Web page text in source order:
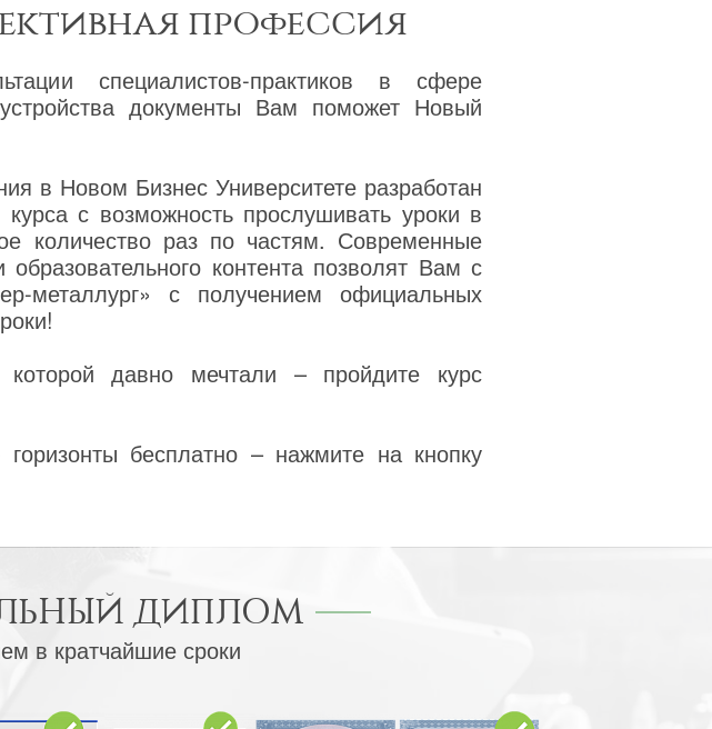
профессия
специалистов-практиков в сфере
документы Вам поможет Новый
в Новом Бизнес Университете разработан
с возможность прослушивать уроки в
количество раз по частям. Современные
контента позволят Вам с
металлург» с получением официальных
давно мечтали – пройдите курс
бесплатно – нажмите на кнопку
ДИПЛОМ
в кратчайшие сроки